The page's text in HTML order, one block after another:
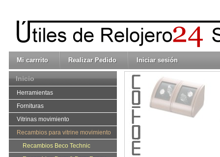
Mi carrrito Realizar Pedido Iniciar sesión
Inicio
Herramientas
Fornituras
Vitrinas movimiento
Recambios para vitrine movimiento
Recambios Beco Technic